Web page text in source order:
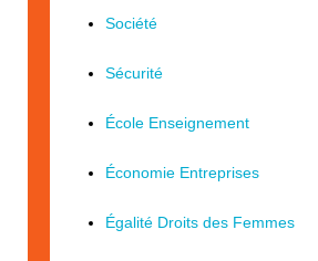
Société
Sécurité
École Enseignement
Économie Entreprises
Égalité Droits des Femmes